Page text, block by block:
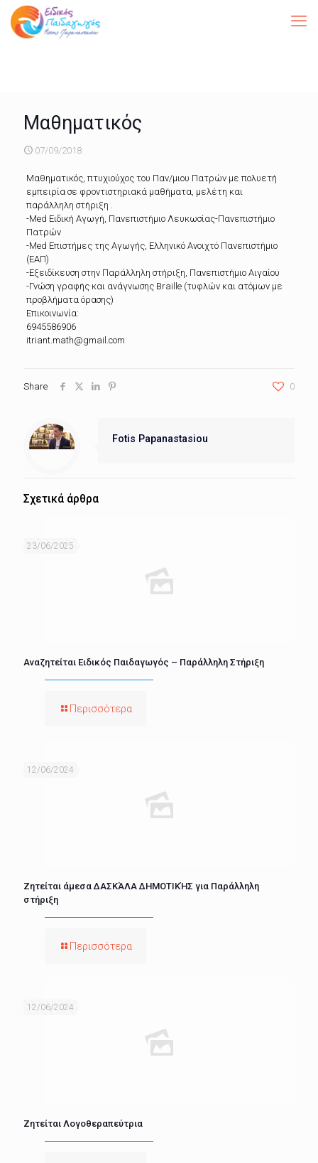
Μαθηματικός
07/09/2018
Μαθηματικός, πτυχιούχος του Παν/μιου Πατρών με πολυετή
εμπειρία σε φροντιστηριακά μαθήματα, μελέτη και
παράλληλη στήριξη .
-Med Ειδική Αγωγή, Πανεπιστήμιο Λευκωσίας-Πανεπιστήμιο
Πατρών
-Med Επιστήμες της Αγωγής, Ελληνικό Ανοιχτό Πανεπιστήμιο
(ΕΑΠ)
-Εξειδίκευση στην Παράλληλη στήριξη, Πανεπιστήμιο Αιγαίου
-Γνώση γραφής και ανάγνωσης Braille (τυφλών και ατόμων με
προβλήματα όρασης)
Επικοινωνία:
6945586906
itriant.math@gmail.com
Share 0
Fotis Papanastasiou
Σχετικά άρθρα
23/06/2025
Αναζητείται Ειδικός Παιδαγωγός – Παράλληλη Στήριξη
Περισσότερα
12/06/2024
Ζητείται άμεσα ΔΑΣΚΆΛΑ ΔΗΜΟΤΙΚΉΣ για Παράλληλη
στήριξη
Περισσότερα
12/06/2024
Ζητείται Λογοθεραπεύτρια